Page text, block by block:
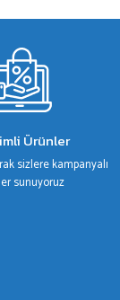
iletebilirsiniz.
Ürünler
sizlere kampanyalı
sunuyoruz